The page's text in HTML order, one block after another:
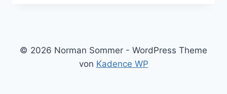
© 2026 Norman Sommer - WordPress Theme
von Kadence WP